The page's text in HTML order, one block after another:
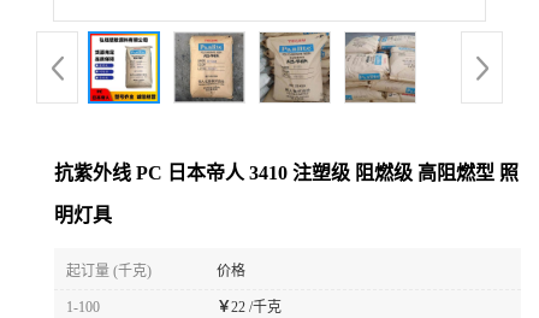
品
展
证
抗紫外线 PC 日本帝人 3410 注塑级 阻燃级 高阻燃型 照
明灯具
起订量 (千克) 价格
1-100 ￥22 /千克